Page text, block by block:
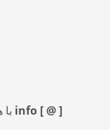
info [ @ ]